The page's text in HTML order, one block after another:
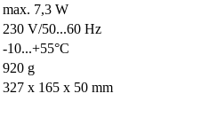
max. 7,3 W
230 V/50...60 Hz
-10...+55°C
920 g
327 x 165 x 50 mm